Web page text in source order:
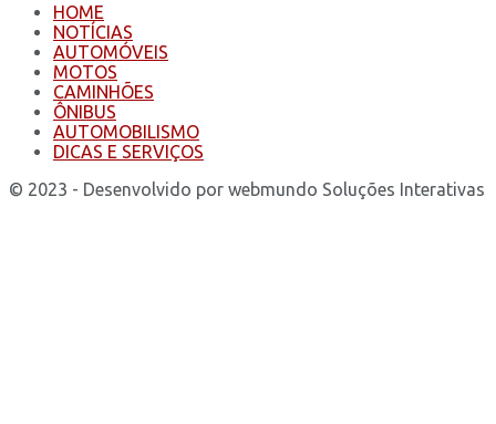
HOME
NOTÍCIAS
AUTOMÓVEIS
MOTOS
CAMINHÕES
ÔNIBUS
AUTOMOBILISMO
DICAS E SERVIÇOS
© 2023 - Desenvolvido por webmundo Soluções Interativas